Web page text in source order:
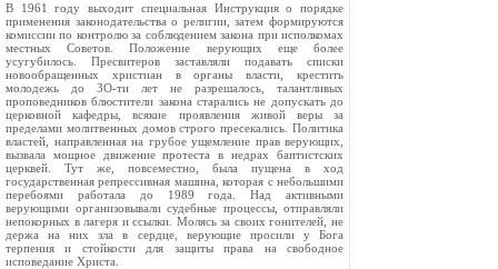
В 1961 году выходит специальная Инструкция о порядке
применения законодательства о религии, затем формируются
комиссии по контролю за соблюдением закона при исполкомах
местных Советов. Положение верующих еще более
усугубилось. Пресвитеров заставляли подавать списки
новообращенных христиан в органы власти, крестить
молодежь до ЗО-ти лет не разрешалось, талантливых
проповедников блюстители закона старались не допускать до
церковной кафедры, всякие проявления живой веры за
пределами молитвенных домов строго пресекались. Политика
властей, направленная на грубое ущемление прав верующих,
вызвала мощное движение протеста в недрах баптистских
церквей. Тут же, повсеместно, была пущена в ход
государственная репрессивная машина, которая с небольшими
перебоями работала до 1989 года. Над активными
верующими организовывали судебные процессы, отправляли
непокорных в лагеря и ссылки. Молясь за своих гонителей, не
держа на них зла в сердце, верующие просили у Бога
терпения и стойкости для защиты права на свободное
исповедание Христа.